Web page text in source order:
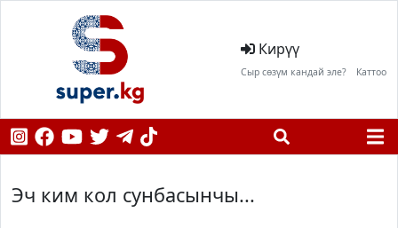
Кирүү
Сыр сөзүм кандай эле? Каттоо
Эч ким кол сунбасынчы...